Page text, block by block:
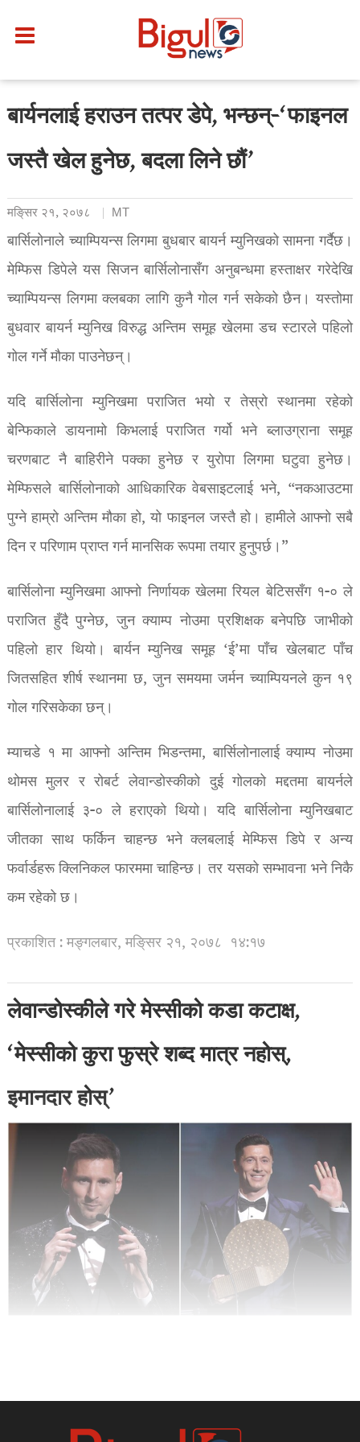
बार्यनलाई हराउन तत्पर डेपे, भन्छन्-‘फाइनल
जस्तै खेल हुनेछ, बदला लिने छौं’
मङि्सर २१, २०७८ MT
बार्सिलोनाले च्याम्पियन्स लिगमा बुधबार बायर्न म्युनिखको सामना गर्दैछ।
मेम्फिस डिपेले यस सिजन बार्सिलोनासँग अनुबन्धमा हस्ताक्षर गरेदेखि
च्याम्पियन्स लिगमा क्लबका लागि कुनै गोल गर्न सकेको छैन। यस्तोमा
बुधवार बायर्न म्युनिख विरुद्ध अन्तिम समूह खेलमा डच स्टारले पहिलो
गोल गर्ने मौका पाउनेछन्।
यदि बार्सिलोना म्युनिखमा पराजित भयो र तेस्रो स्थानमा रहेको
बेन्फिकाले डायनामो किभलाई पराजित गर्यो भने ब्लाउग्राना समूह
चरणबाट नै बाहिरीने पक्का हुनेछ र युरोपा लिगमा घटुवा हुनेछ।
मेम्फिसले बार्सिलोनाको आधिकारिक वेबसाइटलाई भने, “नकआउटमा
पुग्ने हाम्रो अन्तिम मौका हो, यो फाइनल जस्तै हो। हामीले आफ्नो सबै
दिन र परिणाम प्राप्त गर्न मानसिक रूपमा तयार हुनुपर्छ।”
बार्सिलोना म्युनिखमा आफ्नो निर्णायक खेलमा रियल बेटिससँग १-० ले
पराजित हुँदै पुग्नेछ, जुन क्याम्प नोउमा प्रशिक्षक बनेपछि जाभीको
पहिलो हार थियो। बार्यन म्युनिख समूह ‘ई’मा पाँच खेलबाट पाँच
जितसहित शीर्ष स्थानमा छ, जुन समयमा जर्मन च्याम्पियनले कुन १९
गोल गरिसकेका छन्।
म्याचडे १ मा आफ्नो अन्तिम भिडन्तमा, बार्सिलोनालाई क्याम्प नोउमा
थोमस मुलर र रोबर्ट लेवान्डोस्कीको दुई गोलको मद्दतमा बायर्नले
बार्सिलोनालाई ३-० ले हराएको थियो। यदि बार्सिलोना म्युनिखबाट
जीतका साथ फर्किन चाहन्छ भने क्लबलाई मेम्फिस डिपे र अन्य
फर्वार्डहरू क्लिनिकल फारममा चाहिन्छ। तर यसको सम्भावना भने निकै
कम रहेको छ।
प्रकाशित : मङ्गलबार, मङि्सर २१, २०७८ १४:१७
लेवान्डोस्कीले गरे मेस्सीको कडा कटाक्ष,
‘मेस्सीको कुरा फुस्रे शब्द मात्र नहोस्,
इमानदार होस्’